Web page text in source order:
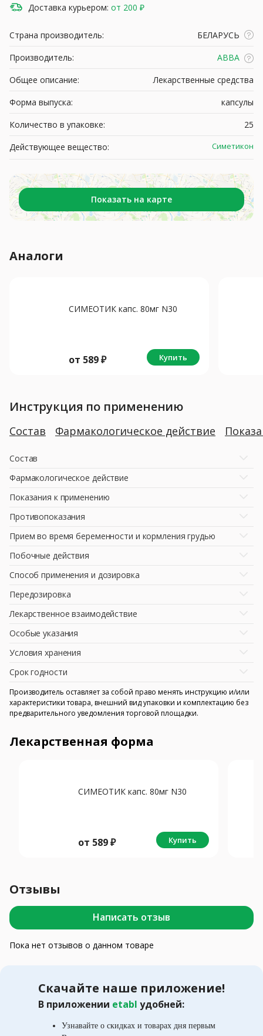
Доставка курьером: от 200 ₽
Страна производитель:
БЕЛАРУСЬ
Производитель:
АВВА
Общее описание:
Лекарственные средства
Форма выпуска:
капсулы
Количество в упаковке:
25
Действующее вещество:
Симетикон
Показать на карте
Аналоги
СИМЕОТИК капс. 80мг N30
от 589₽ Купить
Инструкция по применению
Состав Фармакологическое действие
Состав
Фармакологическое действие
Показания к применению
Противопоказания
Прием во время беременности и кормления грудью
Побочные действия
Способ применения и дозировка
Передозировка
Лекарственное взаимодействие
Особые указания
Условия хранения
Срок годности
Производитель оставляет за собой право менять инструкцию и/или
характеристики товара, внешний вид упаковки и комплектацию без
предварительного уведомления торговой площадки.
Лекарственная форма
СИМЕОТИК капс. 80мг N30
от 589₽ Купить
Отзывы
Написать отзыв
Пока нет отзывов о данном товаре
Скачайте наше приложение!
В приложении etabl удобней:
Узнавайте о скидках и товарах дня первым